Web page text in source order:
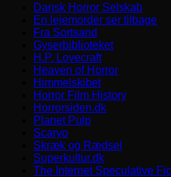
Dansk Horror Selskab
En lejemorder ser tilbage
Fra Sortsand
Gyserbiblioteket
H.P. Lovecraft
Heaven of Horror
Himmelskibet
Horror Film History
Horrorsiden.dk
Planet Pulp
Scaryo
Skræk og Rædsel
Superkultur.dk
The Internet Speculative